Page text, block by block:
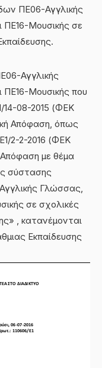
ΠΕ06-Αγγλικής
ΠΕ16-Μουσικής σε
Αγγλικής
Μουσικής που
14-08-2015 (ΦΕΚ
Απόφαση, όπως
2-2-2016 (ΦΕΚ
Απόφαση με θέμα
σύστασης
Γλώσσας,
σε σχολικές
, κατανέμονται
Εκπαίδευσης